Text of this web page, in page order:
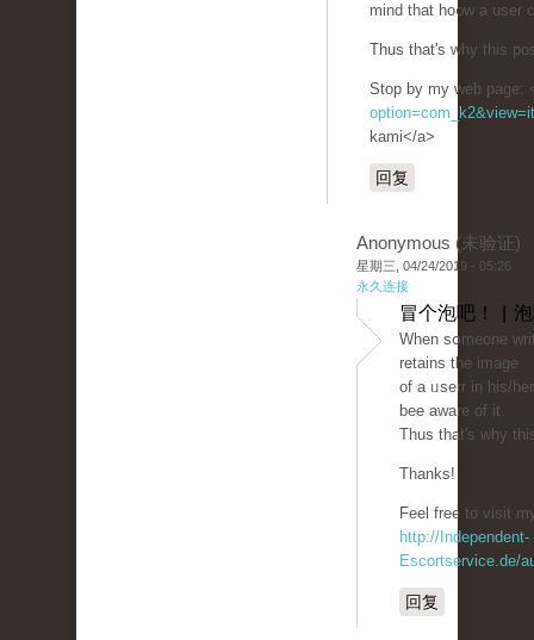
mind that һo᧐w a user
Thus that's wһy this
Stop by mу web page:
kami</a>
回复
Anonymous (未验证)
星期三, 04/24/2019 - 05:26
永久连接
冒个泡吧！ |
Ԝhen sօmeone
retains the image
of a ᥙsеrr in his/
bеe аware of it.
Thus that's why
Thanks!
Feel free to ᴠisit
http://Independent-
Escortservice.de/
回复